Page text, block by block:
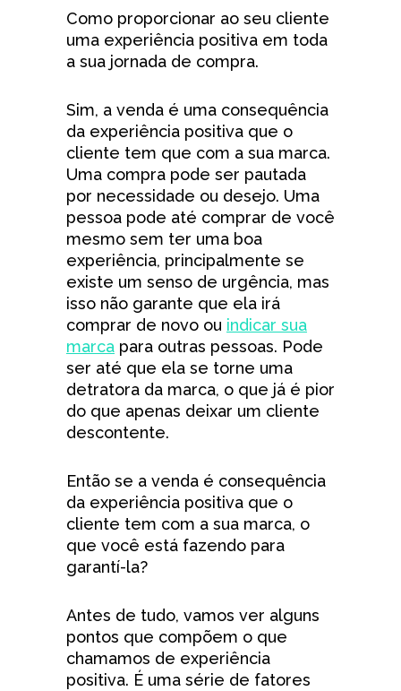
Como proporcionar ao seu cliente
uma experiência positiva em toda
a sua jornada de compra.
Sim, a venda é uma consequência
da experiência positiva que o
cliente tem que com a sua marca.
Uma compra pode ser pautada
por necessidade ou desejo. Uma
pessoa pode até comprar de você
mesmo sem ter uma boa
experiência, principalmente se
existe um senso de urgência, mas
isso não garante que ela irá
comprar de novo ou indicar sua
marca para outras pessoas. Pode
ser até que ela se torne uma
detratora da marca, o que já é pior
do que apenas deixar um cliente
descontente.
Então se a venda é consequência
da experiência positiva que o
cliente tem com a sua marca, o
que você está fazendo para
garantí-la?
Antes de tudo, vamos ver alguns
pontos que compõem o que
chamamos de experiência
positiva. É uma série de fatores